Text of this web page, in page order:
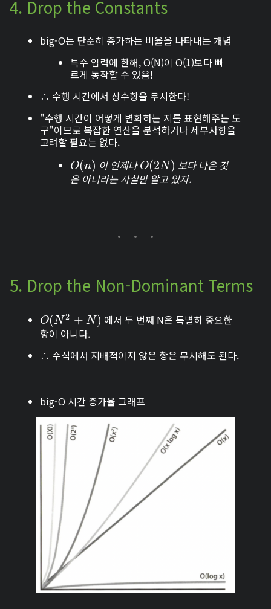
4. Drop the Constants
big-O는 단순히 증가하는 비율을 나타내는 개념
특수 입력에 한해, O(N)이 O(1)보다 빠
르게 동작할 수 있음!
∴ 수행 시간에서 상수항을 무시한다!
"수행 시간이 어떻게 변화하는 지를 표현해주는 도
구"이므로 복잡한 연산을 분석하거나 세부사항을
고려할 필요는 없다.
O(n)
O(n) 이 언제나 O(2N)
O(2N)
보다 나은 것
은 아니라는 사실만 알고 있자.
5. Drop the Non-Dominant Terms
O(N 2 + N)
O(N2+N)
에서 두 번째 N은 특별히 중요한
항이 아니다.
∴ 수식에서 지배적이지 않은 항은 무시해도 된다.
big-O 시간 증가율 그래프